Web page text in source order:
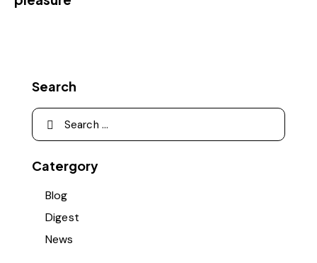
Search
Catergory
Blog
Digest
News